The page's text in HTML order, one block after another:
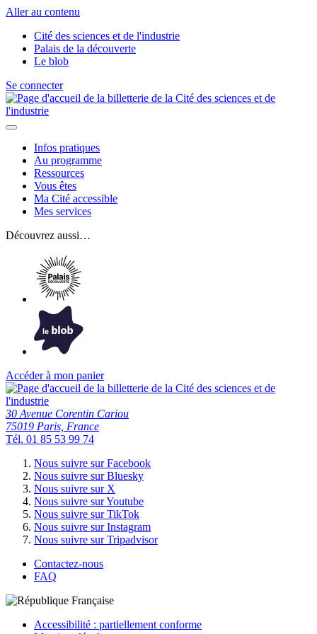
Aller au contenu
Cité des sciences et de l'industrie
Palais de la découverte
Le blob
Se connecter
Infos pratiques
Au programme
Ressources
Vous êtes
Ma Cité accessible
Mes services
Découvrez aussi…
Accéder à mon panier
30 Avenue Corentin Cariou
75019 Paris, France
Tél. 01 85 53 99 74
Nous suivre sur Facebook
Nous suivre sur Bluesky
Nous suivre sur X
Nous suivre sur Youtube
Nous suivre sur TikTok
Nous suivre sur Instagram
Nous suivre sur Tripadvisor
Contactez-nous
FAQ
Accessibilité : partiellement conforme